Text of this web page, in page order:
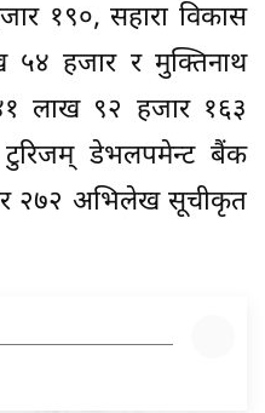
१९०, सहारा विकास
५४ हजार र मुक्तिनाथ
लाख ९२ हजार १६३
टुरिजम् डेभलपमेन्ट बैंक
२७२ अभिलेख सूचीकृत